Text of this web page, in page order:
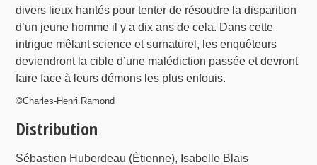
divers lieux hantés pour tenter de résoudre la disparition
d’un jeune homme il y a dix ans de cela. Dans cette
intrigue mêlant science et surnaturel, les enquêteurs
deviendront la cible d’une malédiction passée et devront
faire face à leurs démons les plus enfouis.
©Charles-Henri Ramond
Distribution
Sébastien Huberdeau (Étienne), Isabelle Blais